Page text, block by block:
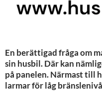
En berättigad fråga om
sin husbil. Där kan
på panelen. Närmast till
larmar för låg